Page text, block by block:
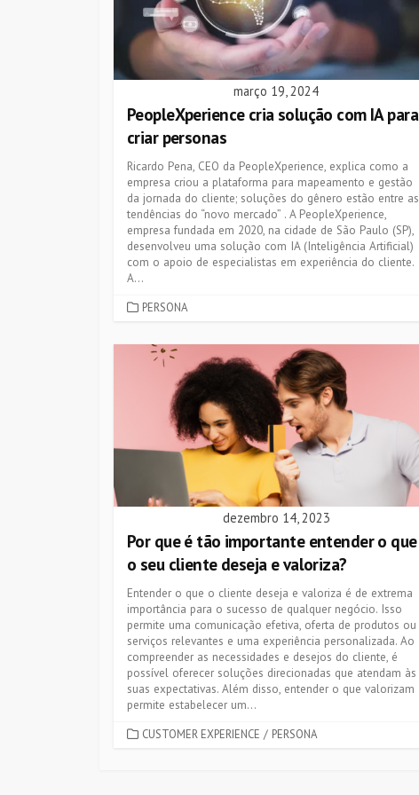
março 19, 2024
PeopleXperience cria solução com IA para
criar personas
Ricardo Pena, CEO da PeopleXperience, explica como a
empresa criou a plataforma para mapeamento e gestão
da jornada do cliente; soluções do gênero estão entre as
tendências do “novo mercado” . A PeopleXperience,
empresa fundada em 2020, na cidade de São Paulo (SP),
desenvolveu uma solução com IA (Inteligência Artificial)
com o apoio de especialistas em experiência do cliente.
A...
CATEGORIES
PERSONA
dezembro 14, 2023
Por que é tão importante entender o que
o seu cliente deseja e valoriza?
Entender o que o cliente deseja e valoriza é de extrema
importância para o sucesso de qualquer negócio. Isso
permite uma comunicação efetiva, oferta de produtos ou
serviços relevantes e uma experiência personalizada. Ao
compreender as necessidades e desejos do cliente, é
possível oferecer soluções direcionadas que atendam às
suas expectativas. Além disso, entender o que valorizam
permite estabelecer um...
CATEGORIES
CUSTOMER EXPERIENCE / PERSONA